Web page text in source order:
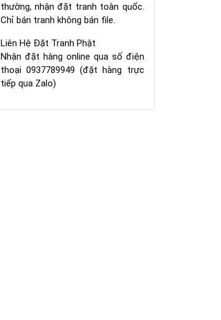
thường, nhận đặt tranh toàn quốc.
Chỉ bán tranh không bán file.
Liên Hệ Đặt Tranh Phật
Nhận đặt hàng online qua số điện
thoại 0937789949 (đặt hàng trực
tiếp qua Zalo)